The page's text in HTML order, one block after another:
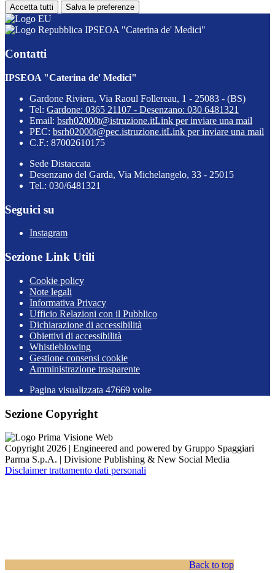
Accetta tutti Salva le preferenze
IPSEOA "Caterina de' Medici"
Contatti
IPSEOA "Caterina de' Medici"
Gardone Riviera, Via Raoul Follereau, 1 - 25083 - (BS)
Tel: Gardone: 0365 21107 - Desenzano: 030 6481321
Email: bsrh02000t@istruzione.itLink per inviare una mail
PEC: bsrh02000t@pec.istruzione.itLink per inviare una mail
C.F.: 87002610175
Sede Distaccata
Desenzano del Garda, Via Michelangelo, 33 - 25015
Tel.: 030/6481321
Seguici su
Instagram
Sezione Link Utili
Cookie policy
Note legali
Informativa Privacy
Ufficio Relazioni con il Pubblico
Dichiarazione di accessibilità
Obiettivi di accessibilità
Whistleblowing
Gestione consensi cookie
Amministrazione trasparente
Pagina visualizzata 47669 volte
Sezione Copyright
Copyright 2026 | Engineered and powered by Gruppo Spaggiari
Parma S.p.A. | Divisione Publishing & New Social Media
Disclaimer trattamento dati personali
Back to top